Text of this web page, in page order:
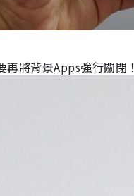
再將背景Apps強行關閉！